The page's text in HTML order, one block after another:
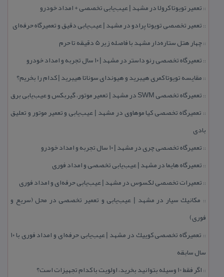
:: تعمیر تویوتا كرولا در مشهد | عیب‌یابی تخصصی + امداد خودرو
:: تعمیر تخصصی تویوتا پرادو در مشهد | عیب‌یابی دقیق و تعمیرگاه حرفه‌ای
::چهار هتل‌ ستاره‌دار مشهد با فاصله زیر 5 دقیقه تا حرم
:: تعمیرگاه تخصصی رنو داستر در مشهد | ۱۰ سال تجربه و امداد خودرو
:: مقایسه تویوتا كمری هیبرید و هیوندای سوناتا هیبرید | كدام را بخریم؟
:: تعمیرگاه تخصصی SWM در مشهد | تعمیر موتور، گیربكس و عیب‌یابی برق
:: تعمیرگاه تخصصی كیا موهاوی در مشهد | عیب‌یابی و تعمیر موتور و تعلیق
بادی
:: تعمیرگاه تخصصی چری در مشهد | ۱۰ سال تجربه و امداد خودرو
:: تعمیرگاه هایما در مشهد | عیب‌یابی تخصصی و امداد فوری
:: تعمیرات تخصصی لكسوس در مشهد | عیب‌یابی حرفه‌ای و امداد فوری
:: مكانیك سیار در مشهد | عیب‌یابی و تعمیر تخصصی در محل (سریع و
فوری)
::
تعمیرگاه تخصصی كوییك در مشهد | عیب‌یابی حرفه‌ای و امداد فوری با ۱۰
سال سابقه
:: اگر فقط 10 وسیله بتوانید بخرید، اولویت با كدام تجهیزات است؟